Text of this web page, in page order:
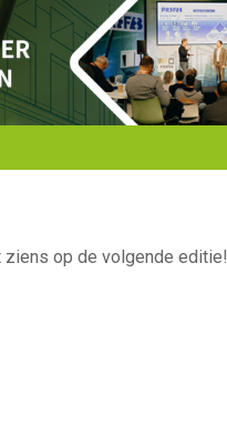
op de volgende editie!